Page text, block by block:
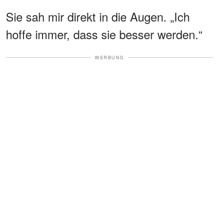
Sie sah mir direkt in die Augen. „Ich
hoffe immer, dass sie besser werden.“
WERBUNG